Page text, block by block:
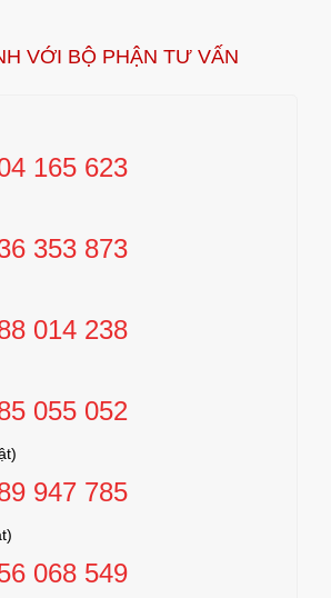
VỚI BỘ PHẬN TƯ VẤN
165 623
353 873
014 238
055 052
947 785
068 549